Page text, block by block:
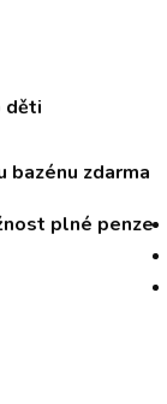
děti
bazénu zdarma
plné penze